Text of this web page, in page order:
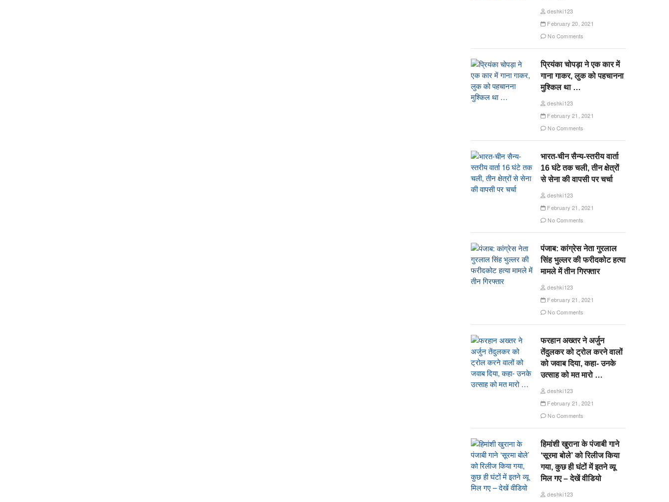
deshki123
February 20, 2021
No Comments
प्रियंका चोपड़ा ने एक कार में
गाना गाकर, लुक को पहचानना
मुश्किल था …
deshki123
February 21, 2021
No Comments
भारत-चीन सैन्य-स्तरीय वार्ता
16 घंटे तक चली, तीन क्षेत्रों
से सेना की वापसी पर चर्चा
deshki123
February 21, 2021
No Comments
पंजाब: कांग्रेस नेता गुरलाल
सिंह भुल्लर की फरीदकोट हत्या
मामले में तीन गिरफ्तार
deshki123
February 21, 2021
No Comments
फरहान अख्तर ने अर्जुन
तेंदुलकर को ट्रोल करने वालों
को जवाब दिया, कहा- उनके
उत्साह को मत मारो …
deshki123
February 21, 2021
No Comments
हिमांशी खुराना के पंजाबी गाने
‘सूरमा बोले’ को रिलीज किया
गया, कुछ ही घंटों में इतने व्यू
मिल गए – देखें वीडियो
deshki123